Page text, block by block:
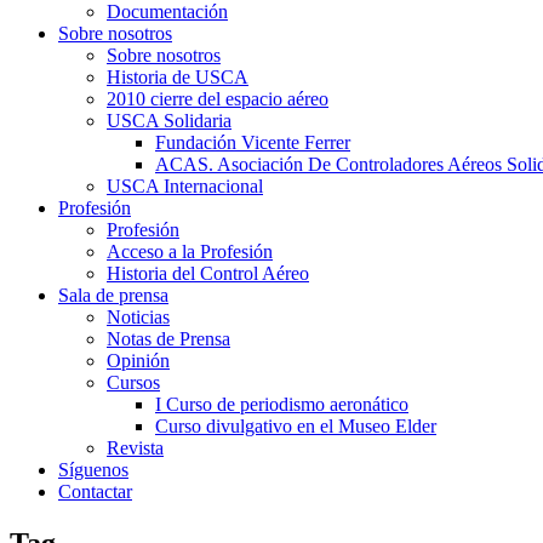
Documentación
Sobre nosotros
Sobre nosotros
Historia de USCA
2010 cierre del espacio aéreo
USCA Solidaria
Fundación Vicente Ferrer
ACAS. Asociación De Controladores Aéreos
USCA Internacional
Profesión
Profesión
Acceso a la Profesión
Historia del Control Aéreo
Sala de prensa
Noticias
Notas de Prensa
Opinión
Cursos
I Curso de periodismo aeronático
Curso divulgativo en el Museo Elder
Revista
Síguenos
Contactar